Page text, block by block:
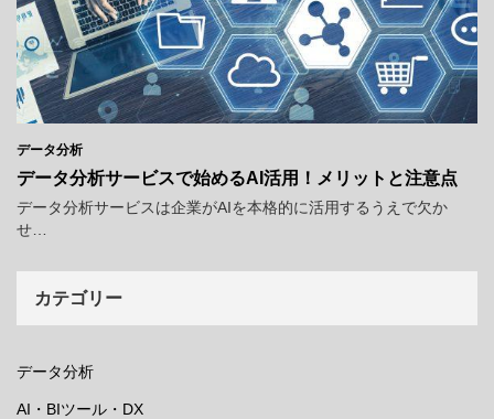
データ分析
データ分析サービスで始めるAI活用！メリットと注意点
データ分析サービスは企業がAIを本格的に活用するうえで欠か
せ…
カテゴリー
データ分析
AI・BIツール・DX